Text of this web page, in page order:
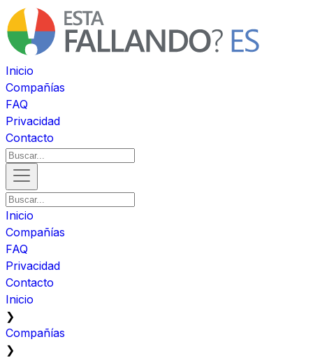
Inicio
Compañías
FAQ
Privacidad
Contacto
Inicio
Compañías
FAQ
Privacidad
Contacto
Inicio
❯
Compañías
❯